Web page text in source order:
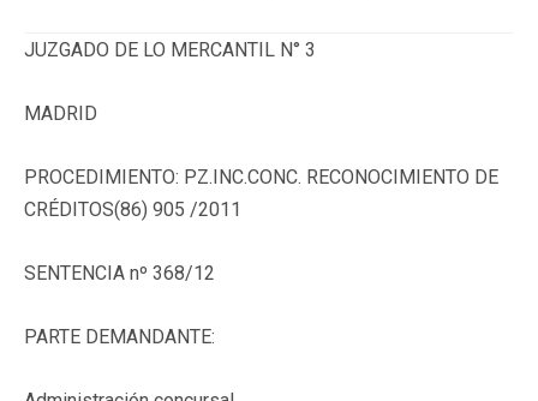
JUZGADO DE LO MERCANTIL N° 3
MADRID
PROCEDIMIENTO: PZ.INC.CONC. RECONOCIMIENTO DE
CRÉDITOS(86) 905 /2011
SENTENCIA nº 368/12
PARTE DEMANDANTE: